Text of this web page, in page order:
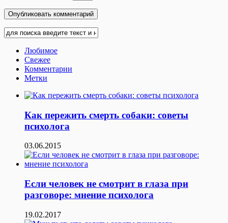
Любимое
Свежее
Комментарии
Метки
Как пережить смерть собаки: советы
психолога
03.06.2015
Если человек не смотрит в глаза при
разговоре: мнение психолога
19.02.2017